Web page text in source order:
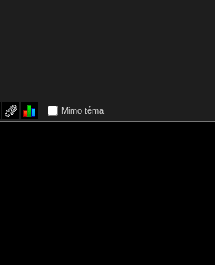
Mimo téma